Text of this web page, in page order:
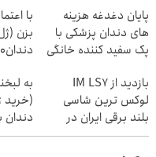
پایان دغدغه هزینه
های دندان پزشکی با
پک سفید کننده خانگی
با
بزن
دندان40%تخفیف)
بازدید از IM LS7
لوکس ترین شاسی
بلند برقی ایران در
باشگاه انقلاب
به
(خرید
دندان